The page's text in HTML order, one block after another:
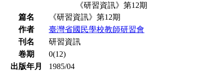
《研習資訊》第12期
篇名
《研習資訊》第12期
作者
臺灣省國民學校教師研習會
刊名
研習資訊
卷期
0(12)
出版年月
1985/04